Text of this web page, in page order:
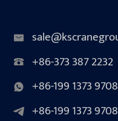
+86-373 387 2232
+86-199 1373 9708
+86-199 1373 9708